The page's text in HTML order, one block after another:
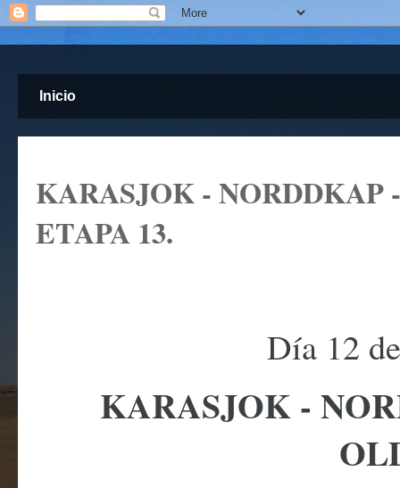
Inicio
KARASJOK - NORDDKAP
ETAPA 13.
Día 12
KARASJOK -